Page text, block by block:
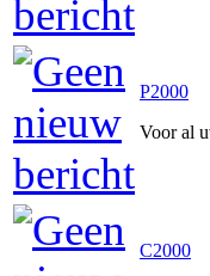
P2000
Voor al
C2000